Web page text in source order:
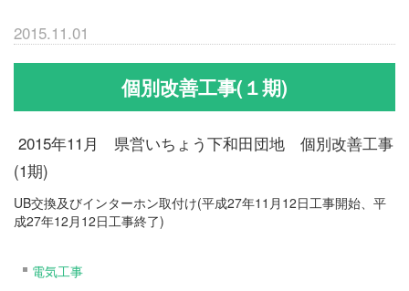
2015.11.01
個別改善工事(１期)
2015年11月 県営いちょう下和田団地 個別改善工事
(1期)
UB交換及びインターホン取付け(平成27年11月12日工事開始、平
成27年12月12日工事終了)
電気工事